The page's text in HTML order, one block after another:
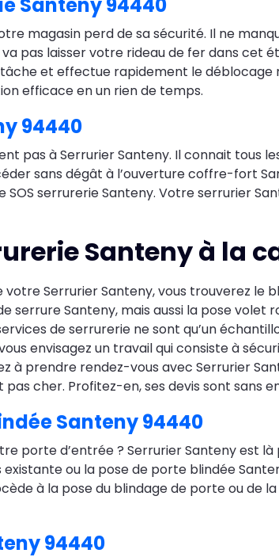
magasin perd de sa sécurité. Il ne
pas laisser votre rideau de fer dans cet
et effectue rapidement le déblocage
efficace en un rien de temps.
94440
pas à Serrurier Santeny. Il connait tous
sans dégât à l’ouverture coffre-fort
SOS serrurerie Santeny. Votre serrurier
Santeny à la
Serrurier Santeny, vous trouverez le
serrure Santeny, mais aussi la pose volet
de serrurerie ne sont qu’un
envisagez un travail qui consiste à
à prendre rendez-vous avec Serrurier
cher. Profitez-en, ses devis sont sans
Santeny 94440
porte d’entrée ? Serrurier Santeny est là
ou la pose de porte blindée
à la pose du blindage de porte ou de
94440